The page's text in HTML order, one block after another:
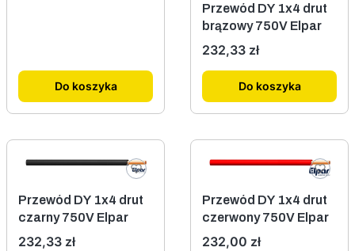
Do koszyka
Przewód DY 1x4 drut
brązowy 750V Elpar
Cena
232,33 zł
Do koszyka
Przewód DY 1x4 drut
czarny 750V Elpar
Cena
232,33 zł
Przewód DY 1x4 drut
czerwony 750V Elpar
Cena
232,00 zł